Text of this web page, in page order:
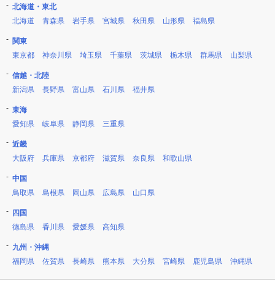
北海道・東北
北海道
青森県 岩手県 宮城県 秋田県 山形県 福島県
関東
東京都
神奈川県 埼玉県 千葉県 茨城県 栃木県 群馬県 山梨県
信越・北陸
新潟県
長野県 富山県 石川県 福井県
東海
愛知県
岐阜県 静岡県 三重県
近畿
大阪府
兵庫県 京都府 滋賀県 奈良県 和歌山県
中国
鳥取県
島根県 岡山県 広島県 山口県
四国
徳島県
香川県 愛媛県 高知県
九州・沖縄
福岡県
佐賀県 長崎県 熊本県 大分県 宮崎県 鹿児島県 沖縄県